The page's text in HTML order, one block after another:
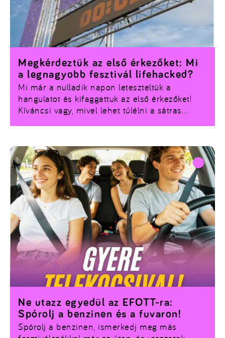
Mi már a nulladik napon leteszteltük a
hangulatot és kifaggattuk az első érkezőket!
Kíváncsi vagy, mivel lehet túlélni a sátras
neked mi a legnagyobb fesztiválos
lifehanded?
Megkérdeztük az első érkezőket: Mi
a legnagyobb fesztivál lifehacked?
Spórolj a benzinen, ismerkedj meg más
Ne utazz egyedül az EFOTT-ra:
Spórolj a benzinen és a fuvaron!